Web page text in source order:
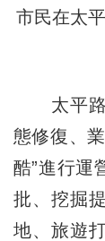
市民在太
太平路
態修復、
酷”進行運
批、挖掘
地、旅遊